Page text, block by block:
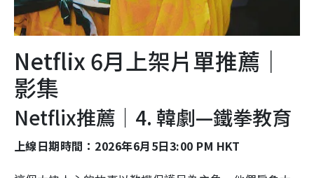
Netflix 6月上架片單推薦｜
影集
Netflix推薦｜4. 韓劇—鐵拳教育
上線日期時間：2026年6月5日3:00 PM HKT